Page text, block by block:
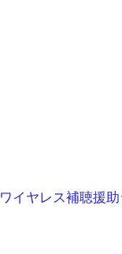
ワイヤレス補聴援